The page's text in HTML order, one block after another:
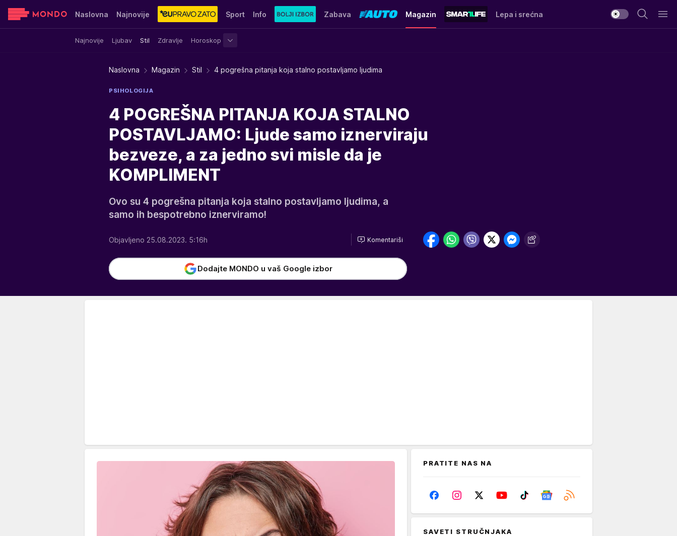
Naslovna Najnovije Sport Info Zabava Magazin
Najnovije Ljubav Stil Zdravlje Horoskop
Lepa i srećna
Sensa Stvar ukusa Yumama
Naslovna Magazin Stil 4 pogrešna pitanja koja stalno postavljamo ljudima
PSIHOLOGIJA
4 POGREŠNA PITANJA KOJA STALNO
POSTAVLJAMO: Ljude samo iznerviraju
bezveze, a za jedno svi misle da je
KOMPLIMENT
Ovo su 4 pogrešna pitanja koja stalno postavljamo ljudima, a
samo ih bespotrebno iznerviramo!
Objavljeno 25.08.2023. 5:16h Komentariši
Dodajte MONDO u vaš Google izbor
PRATITE NAS NA
SAVETI STRUČNJAKA